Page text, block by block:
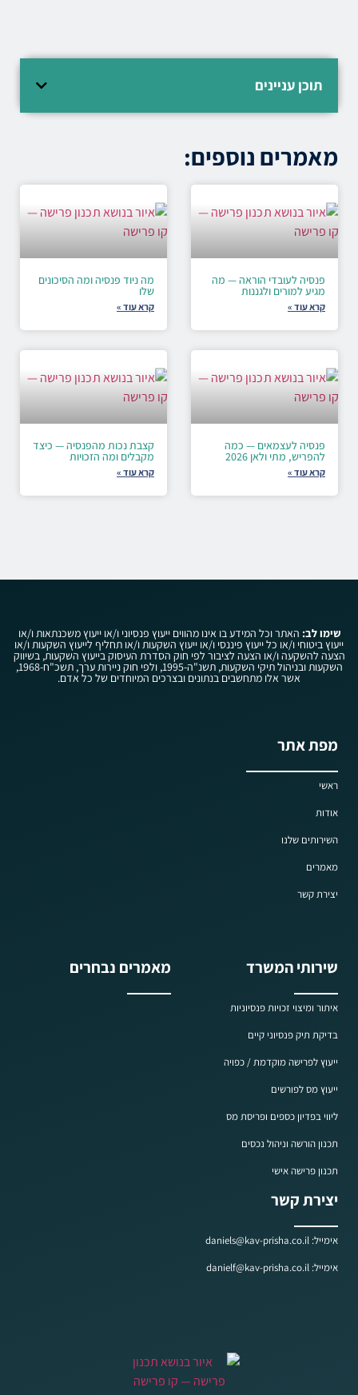
תוכן עניינים
מאמרים נוספים:
פנסיה לעובדי הוראה — מה
מגיע למורים ולגננות
קרא עוד »
מה ניוד פנסיה ומה הסיכונים
שלו
קרא עוד »
פנסיה לעצמאים — כמה
להפריש, מתי ולאן 2026
קרא עוד »
קצבת נכות מהפנסיה — כיצד
מקבלים ומה הזכויות
קרא עוד »
שימו לב: האתר וכל המידע בו אינו מהווים ייעוץ פנסיוני ו/או ייעוץ משכנתאות ו/או
ייעוץ ביטוחי ו/או כל ייעוץ פיננסי ו/או ייעוץ השקעות ו/או תחליף לייעוץ השקעות ו/או
הצעה להשקעה ו/או הצעה לציבור לפי חוק הסדרת העיסוק בייעוץ השקעות, בשיווק
השקעות ובניהול תיקי השקעות, תשנ"ה-1995, ולפי חוק ניירות ערך, תשכ"ח-1968,
אשר אלו מתחשבים בנתונים ובצרכים המיוחדים של כל אדם.
מפת אתר
ראשי
אודות
השירותים שלנו
מאמרים
יצירת קשר
שירותי המשרד
איתור ומיצוי זכויות פנסיוניות
בדיקת תיק פנסיוני קיים
ייעוץ לפרישה מוקדמת / כפויה
ייעוץ מס לפורשים
ליווי בפדיון כספים ופריסת מס
תכנון הורשה וניהול נכסים
תכנון פרישה אישי
מאמרים נבחרים
יצירת קשר
אימייל: daniels@kav-prisha.co.il
אימייל: danielf@kav-prisha.co.il